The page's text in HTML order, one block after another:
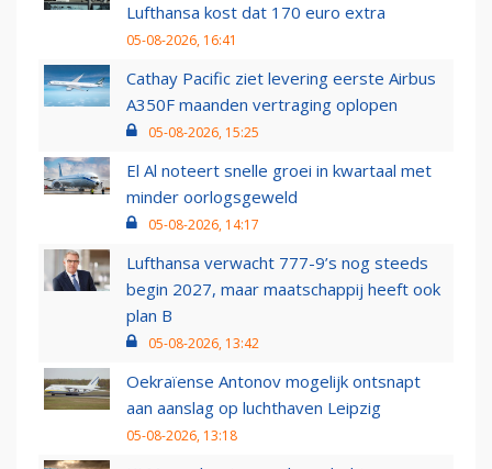
Lufthansa kost dat 170 euro extra
05-08-2026, 16:41
Cathay Pacific ziet levering eerste Airbus
A350F maanden vertraging oplopen
05-08-2026, 15:25
El Al noteert snelle groei in kwartaal met
minder oorlogsgeweld
05-08-2026, 14:17
Lufthansa verwacht 777-9’s nog steeds
begin 2027, maar maatschappij heeft ook
plan B
05-08-2026, 13:42
Oekraïense Antonov mogelijk ontsnapt
aan aanslag op luchthaven Leipzig
05-08-2026, 13:18